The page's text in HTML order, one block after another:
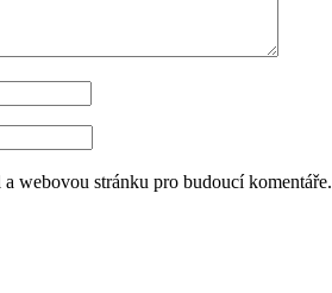
webovou stránku pro budoucí komentáře.